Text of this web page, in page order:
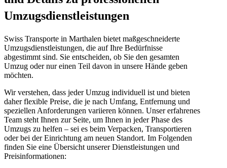
Umzugsdienstleistungen
Swiss Transporte in Marthalen bietet maßgeschneiderte
Umzugsdienstleistungen, die auf Ihre Bedürfnisse
abgestimmt sind. Sie entscheiden, ob Sie den gesamten
Umzug oder nur einen Teil davon in unsere Hände geben
möchten.
Wir verstehen, dass jeder Umzug individuell ist und bieten
daher flexible Preise, die je nach Umfang, Entfernung und
speziellen Anforderungen variieren können. Unser erfahrenes
Team steht Ihnen zur Seite, um Ihnen in jeder Phase des
Umzugs zu helfen – sei es beim Verpacken, Transportieren
oder bei der Einrichtung am neuen Standort. Im Folgenden
finden Sie eine Übersicht unserer Dienstleistungen und
Preisinformationen: